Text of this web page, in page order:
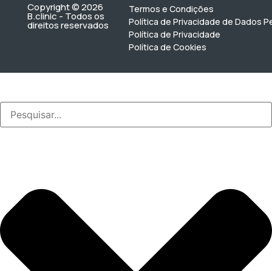
Copyright © 2026
B.clinic - Todos os
direitos reservados
Termos e Condições
Política de Privacidade de Dados
Política de Privacidade
Política de Cookies